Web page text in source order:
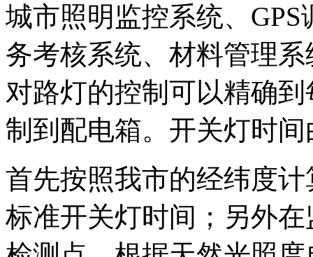
城市照明监控系统、
务考核系统、材料管理
对路灯的控制可以精确
制到配电箱。开关灯时
首先按照我市的经纬度
标准开关灯时间；另外